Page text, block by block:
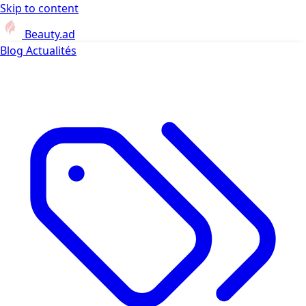
Skip to content
Beauty.ad
Blog Actualités